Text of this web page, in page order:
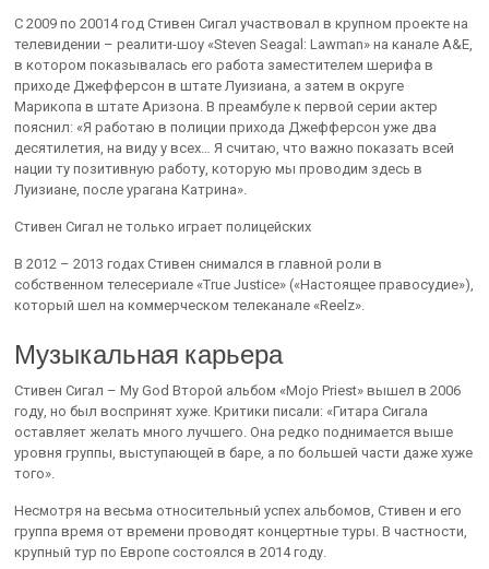
С 2009 по 20014 год Стивен Сигал участвовал в крупном проекте на
телевидении – реалити-шоу «Steven Seagal: Lawman» на канале A&E,
в котором показывалась его работа заместителем шерифа в
приходе Джефферсон в штате Луизиана, а затем в округе
Марикопа в штате Аризона. В преамбуле к первой серии актер
пояснил: «Я работаю в полиции прихода Джефферсон уже два
десятилетия, на виду у всех… Я считаю, что важно показать всей
нации ту позитивную работу, которую мы проводим здесь в
Луизиане, после урагана Катрина».
Стивен Сигал не только играет полицейских
В 2012 – 2013 годах Стивен снимался в главной роли в
собственном телесериале «True Justice» («Настоящее правосудие»),
который шел на коммерческом телеканале «Reelz».
Музыкальная карьера
Стивен Сигал – My God Второй альбом «Mojo Priest» вышел в 2006
году, но был воспринят хуже. Критики писали: «Гитара Сигала
оставляет желать много лучшего. Она редко поднимается выше
уровня группы, выступающей в баре, а по большей части даже хуже
того».
Несмотря на весьма относительный успех альбомов, Стивен и его
группа время от времени проводят концертные туры. В частности,
крупный тур по Европе состоялся в 2014 году.